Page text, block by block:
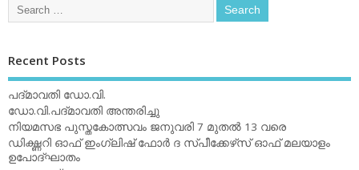
Recent Posts
പദ്മാവതി ഡോ.വി.
ഡോ.വി.പദ്മാവതി അന്തരിച്ചു
നിയമസഭ പുസ്തകോത്സവം ജനുവരി 7 മുതല്‍ 13 വരെ
ഡിക്ഷ്ണറി ഓഫ് ഇംഗ്ലിഷ് ഫോര്‍ ദ സ്പീക്കേഴ്‌സ് ഓഫ് മലയാളം
ഉപോദ്ഘാതം